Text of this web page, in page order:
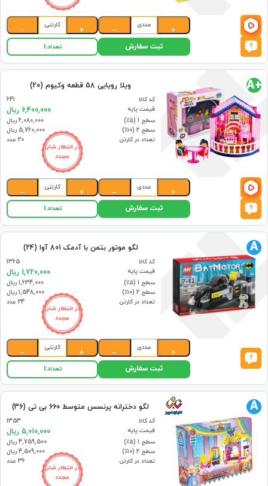
+
عددی
−
+
کارتنی
−
ثبت سفارش تعداد:1
در انتظار شارژ
مجدد
ویلا رویایی 58 قطعه وکیوم (20)
کد کالا
641
قیمت پایه
6,400,000 ریال
سطح 1 (۵٪)
6,080,000 ریال
سطح 2 (۱۰٪)
5,760,000 ریال
تعداد در کارتن
20 عدد
+A
+
عددی
−
+
کارتنی
−
ثبت سفارش تعداد:1
در انتظار شارژ
مجدد
لگو موتور بتمن با آدمک 801 آوا (24)
کد کالا
1365
قیمت پایه
1,720,000 ریال
سطح 1 (۵٪)
1,634,000 ریال
سطح 2 (۱۰٪)
1,548,000 ریال
تعداد در کارتن
24 عدد
A
+
عددی
−
+
کارتنی
−
ثبت سفارش تعداد:1
در انتظار شارژ
مجدد
لگو دخترانه پرنسس متوسط 660 بی تی (36)
کد کالا
1353
قیمت پایه
5,010,000 ریال
سطح 1 (۵٪)
4,759,500 ریال
سطح 2 (۱۰٪)
4,509,000 ریال
تعداد در کارتن
36 عدد
A